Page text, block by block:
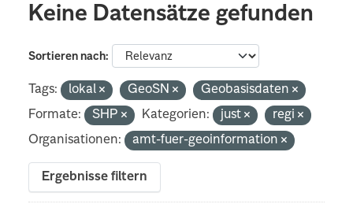
Keine Datensätze gefunden
Sortieren nach
Tags: lokal GeoSN
Geobasisdaten
Formate:
SHP Kategorien: just
regi
Organisationen:
amt-fuer-geoinformation
Ergebnisse filtern